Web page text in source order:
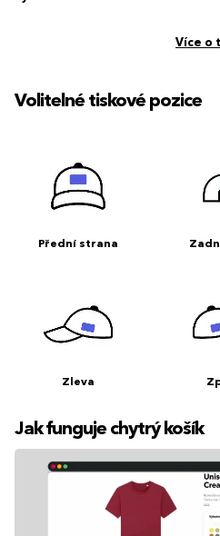
Více o
Volitelné tiskové pozice
Přední strana
Zleva
Jak funguje chytrý košík